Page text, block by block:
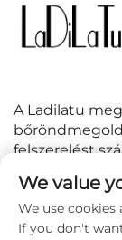
A Ladilatu
felszerelést
KÖVESS
We value
We use
If you don't